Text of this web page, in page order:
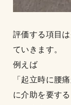
評価する項目
ていきます。
例えば
「起立時に腰
に介助を要する